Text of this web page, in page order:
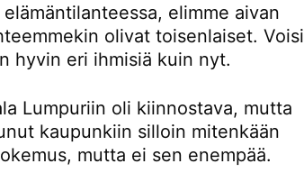
elimme aivan
olivat toisenlaiset. Voisi
hyvin eri ihmisiä kuin nyt.
Lumpuriin oli kiinnostava, mutta
kaupunkiin silloin mitenkään
mutta ei sen enempää.